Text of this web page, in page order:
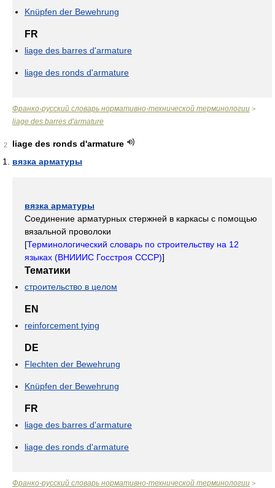
Knüpfen der Bewehrung
FR
liage des barres d'armature
liage des ronds d'armature
Франко-русский словарь нормативно-технической терминологии >
liage des barres d'armature
2
liage des ronds d'armature
вязка арматуры
вязка арматуры
Соединение арматурных стержней в каркасы с помощью
вязальной проволоки
[Терминологический словарь по строительству на 12
языках (ВНИИИС Госстроя СССР)]
Тематики
строительство в целом
EN
reinforcement tying
DE
Flechten der Bewehrung
Knüpfen der Bewehrung
FR
liage des barres d'armature
liage des ronds d'armature
Франко-русский словарь нормативно-технической терминологии >